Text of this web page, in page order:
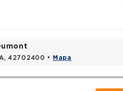
42702400 • Mapa